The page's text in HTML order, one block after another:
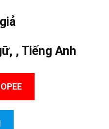
, , Tiếng Anh